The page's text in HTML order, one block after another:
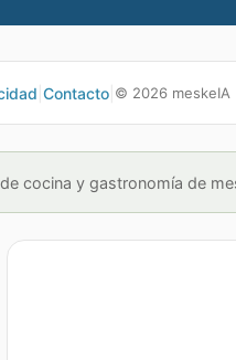
Contacto| © 2026meskeIA
cocina y gastronomía de